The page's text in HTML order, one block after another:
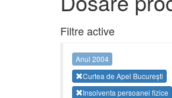
Filtre active
Anul 2004
Curtea de Apel București
Insolventa persoanei fizice